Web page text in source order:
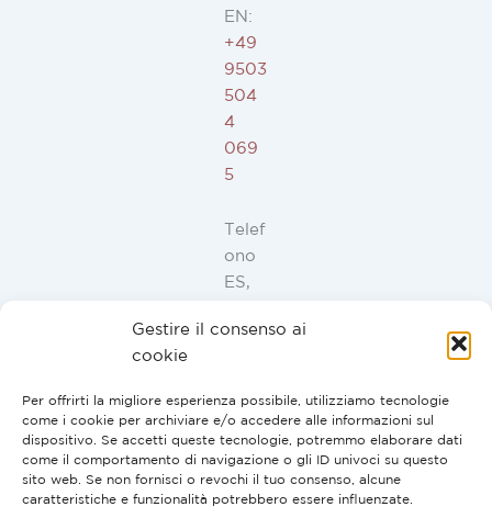
Gestire il consenso ai
cookie
Per offrirti la migliore esperienza possibile, utilizziamo tecnologie
come i cookie per archiviare e/o accedere alle informazioni sul
dispositivo. Se accetti queste tecnologie, potremmo elaborare dati
come il comportamento di navigazione o gli ID univoci su questo
sito web. Se non fornisci o revochi il tuo consenso, alcune
caratteristiche e funzionalità potrebbero essere influenzate.
EN:
+49
9503
504
4
069
5
Telef
ono
ES,
IT,
91
946
44
10